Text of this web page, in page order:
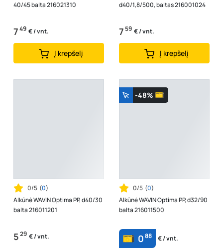
40/45 balta 216021310
749 € / vnt.
Į krepšelį
d40/1,8/500, baltas 216001024
759 € / vnt.
Į krepšelį
0/5 (0)
Alkūnė WAVIN Optima PP, d40/30
balta 216011201
529 € / vnt.
-48%
0/5 (0)
Alkūnė WAVIN Optima PP, d32/90
balta 216011500
088 € / vnt.